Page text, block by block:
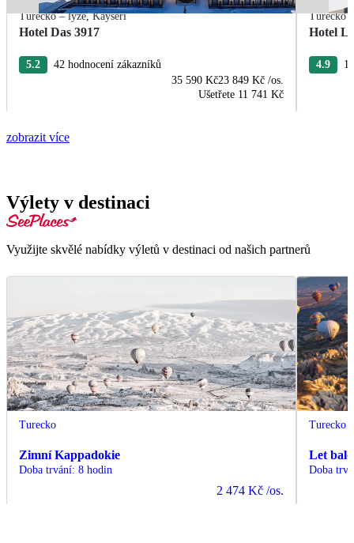
Turecko – lyže,Kayseri
Hotel Das 3917
5.2
42 hodnocení zákazníků
35 590 Kč23 849 Kč /os.
Ušetřete 11 741 Kč
Turecko
Hotel
4.9
zobrazit více
Výlety v destinaci
Využijte skvělé nabídky výletů v destinaci od našich partnerů
Turecko
Zimní Kappadokie
Doba trvání: 8 hodin
2 474 Kč /os.
Turecko
Let
Doba